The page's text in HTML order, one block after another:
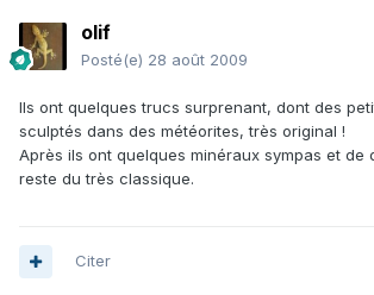
olif
Posté(e) 28 août 2009
Ils ont quelques trucs surprenant, dont des
sculptés dans des météorites, très original !
Après ils ont quelques minéraux sympas et de
reste du très classique.
Citer